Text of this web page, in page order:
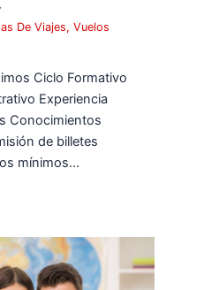
De Viajes,Vuelos
Ciclo Formativo
Experiencia
Conocimientos
de billetes
mínimos…